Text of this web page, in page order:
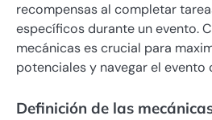
recompensas al completar
específicos durante un evento.
mecánicas es crucial para
potenciales y navegar el evento
Definición de las